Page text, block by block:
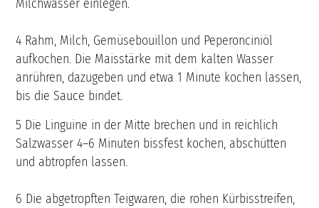
Milchwasser einlegen.
4 Rahm, Milch, Gemüsebouillon und Peperonciniöl
aufkochen. Die Maisstärke mit dem kalten Wasser
anrühren, dazugeben und etwa 1 Minute kochen lassen,
bis die Sauce bindet.
5 Die Linguine in der Mitte brechen und in reichlich
Salzwasser 4–6 Minuten bissfest kochen, abschütten
und abtropfen lassen.
6 Die abgetropften Teigwaren, die rohen Kürbisstreifen,